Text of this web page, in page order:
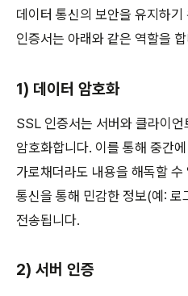
데이터 통신의 보안을 유지하
인증서는 아래와 같은 역할을
1) 데이터 암호화
SSL 인증서는 서버와 클라이
암호화합니다. 이를 통해 중간
가로채더라도 내용을 해독할
통신을 통해 민감한 정보(예: 로
전송됩니다.
2) 서버 인증